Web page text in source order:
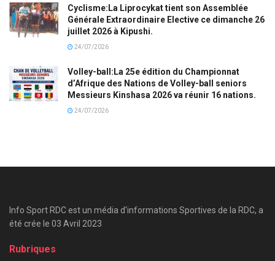
Cyclisme:La Liprocykat tient son Assemblée
Générale Extraordinaire Elective ce dimanche 26
juillet 2026 à Kipushi.
24/07/2026
Volley-ball:La 25e édition du Championnat
d’Afrique des Nations de Volley-ball seniors
Messieurs Kinshasa 2026 va réunir 16 nations.
24/07/2026
Info Sport RDC est un média d'informations Sportives de la RDC, a
été crée le 03 Avril 2023
Rubriques